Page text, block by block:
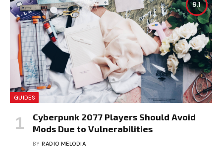
9.1
GUIDES
Cyberpunk 2077 Players Should Avoid
Mods Due to Vulnerabilities
BY RADIO MELODIA